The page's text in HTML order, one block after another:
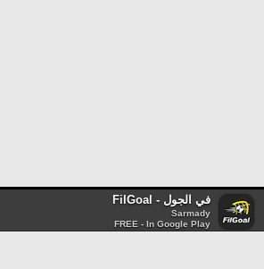
في الجول - FilGoal
Sarmady
FREE - In Google Play